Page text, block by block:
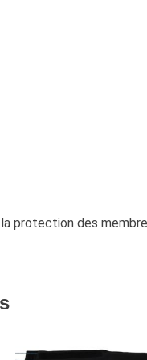
protection des